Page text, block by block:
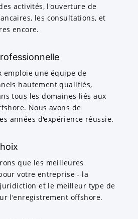
activités, l'ouverture de
les consultations, et
encore.
emploie une équipe de
hautement qualifiés,
tous les domaines liés aux
Nous avons de
années d'expérience réussie.
que les meilleures
votre entreprise - la
et le meilleur type de
l'enregistrement offshore.